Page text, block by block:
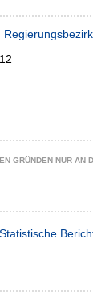
GRÜNDEN NUR AN